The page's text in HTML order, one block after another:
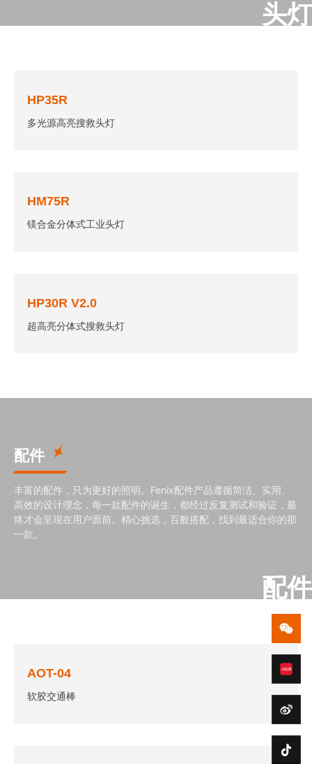
头灯
HP35R
多光源高亮搜救头灯
HM75R
镁合金分体式工业头灯
HP30R V2.0
超高亮分体式搜救头灯
配件
丰富的配件，只为更好的照明。Fenix配件产品遵循简洁、实用、
高效的设计理念，每一款配件的诞生，都经过反复测试和验证，最
终才会呈现在用户面前。精心挑选，百般搭配，找到最适合你的那
一款。
配件
AOT-04
软胶交通棒